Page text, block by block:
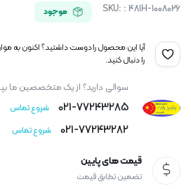
SKU: : 481H-1008026 موجود
آیا این محصول را دوست داشتید؟ اکنون به
را دنبال کنید.
سوالی دارید؟ از یک متخصصین ما
021-77243285 شروع تماس
021-77243282 شروع تماس
قیمت های پایین
تضمین تطابق قیمت